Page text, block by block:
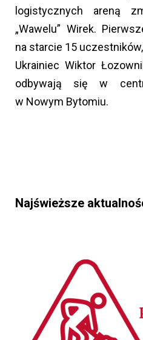
logistycznych areną
„Wawelu” Wirek.
na starcie 15
Ukrainiec Wiktor
odbywają się w
w Nowym Bytomiu.
Najświeższe